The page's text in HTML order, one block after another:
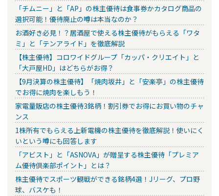
「チムニー」と「AP」の株主優待は食事券かカタログ商品の
選択可能！優待廃止の噂は本当なのか？
お酒好き必見！？居酒屋で使える株主優待がもらえる「ワタ
ミ」と「テンアライド」を徹底解説
【株主優待】コロワイドグループ「カッパ・クリエイト」と
「大戸屋HD」はどちらがお得？
【9月決算の株主優待】「焼肉坂井」と「安楽亭」の株主優待
でお得に焼肉を楽しもう！
家電量販店の株主優待3銘柄！割引券でお得にお買い物のチャ
ンス
1株所有でもらえる上新電機の株主優待を徹底解説！使いにく
いという噂にも回答します
「アビスト」と「ASNOVA」が贈呈する株主優待「プレミア
ム優待倶楽部ポイント」とは？
株主優待でスポーツ観戦ができる銘柄4選！Jリーグ、プロ野
球、バスケも！